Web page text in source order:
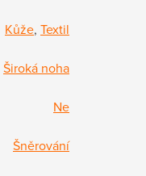
Kůže, Textil
Široká noha
Ne
Šněrování